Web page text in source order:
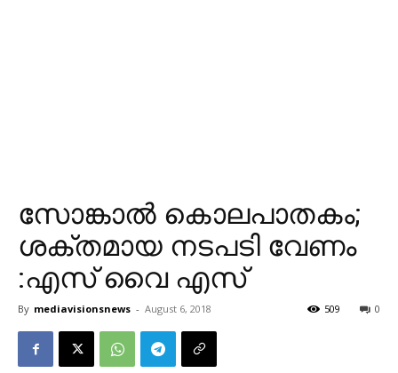
സോങ്കാൽ കൊലപാതകം;
ശക്തമായ നടപടി വേണം
:എസ് വൈ എസ്
By mediavisionsnews - August 6, 2018 0
509